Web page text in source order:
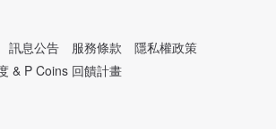
訊息公告 服務條款
隱私權政策
& P Coins 回饋計畫